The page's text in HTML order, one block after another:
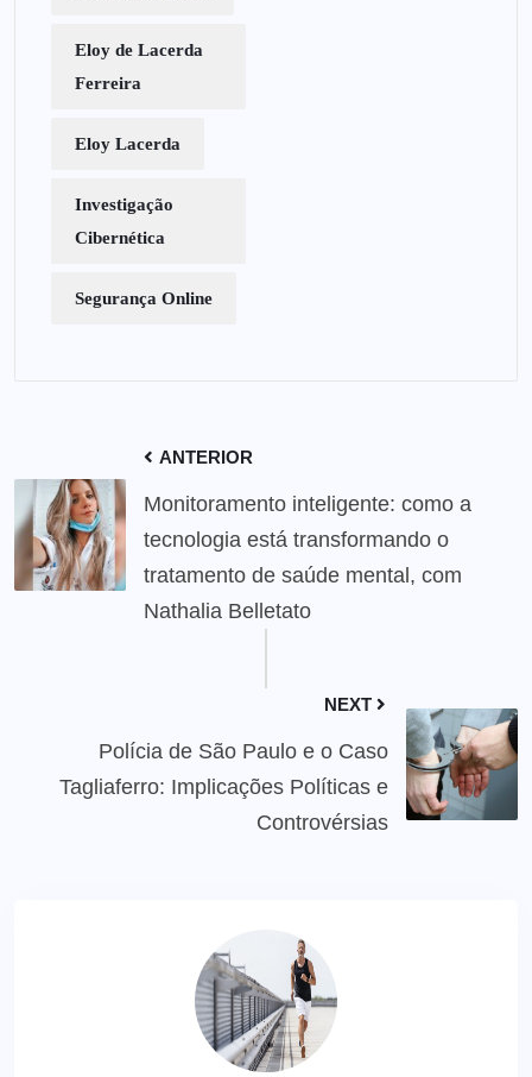
Eloy de Lacerda
Ferreira
Eloy Lacerda
Investigação
Cibernética
Segurança Online
ANTERIOR
Monitoramento inteligente: como a
tecnologia está transformando o
tratamento de saúde mental, com
Nathalia Belletato
NEXT
Polícia de São Paulo e o Caso
Tagliaferro: Implicações Políticas e
Controvérsias